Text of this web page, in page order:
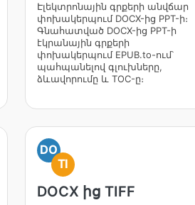
Էլեկտրոնային գրքերի անվճար
փոխակերպում DOCX-ից PPT-ի։
Գնահատված DOCX-ից PPT-ի
էկրանային գրքերի
փոխակերպում EPUB.to-ում՝
պահպանելով գլուխները,
ձևավորումը և TOC-ը։
DO
TI
DOCX ից TIFF